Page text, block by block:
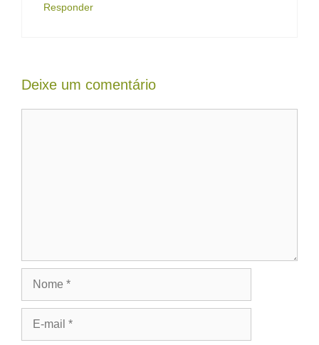
Responder
Deixe um comentário